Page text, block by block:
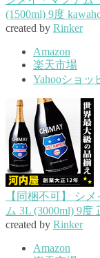
(1500ml) 9度
created by Rinker
Amazon
楽天市場
Yahooショッ
【同梱不可】 シ
ム 3L (3000ml) 9度
created by Rinker
Amazon